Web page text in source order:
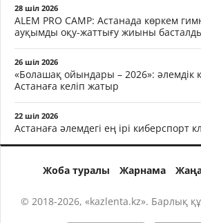
28 шіл 2026
ALEM PRO CAMP: Астанада көркем
ауқымды оқу-жаттығу жиыны
26 шіл 2026
«Болашақ ойындары – 2026»: әлемдік
Астанаға келіп жатыр
22 шіл 2026
Астанаға әлемдегі ең ірі киберспорт
Жоба туралы Жарнама
© 2018-2026, «kazlenta.kz». Барлық